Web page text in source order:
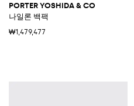
PORTER YOSHIDA & CO
나일론 백팩
₩1,479,477